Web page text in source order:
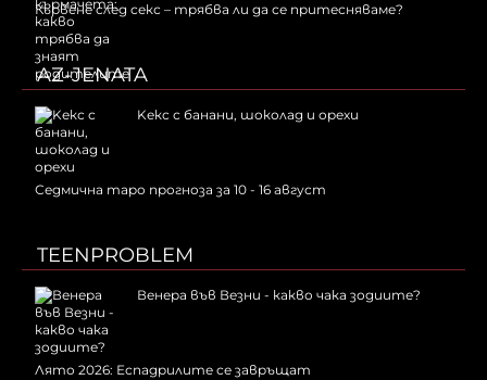
Кървене след секс – трябва ли да се притесняваме?
AZ-JENATA
Kекс с банани, шоколад и орехи
Седмична таро прогноза за 10 - 16 август
TEENPROBLEM
Венера във Везни - какво чака зодиите?
Лято 2026: Еспадрилите се завръщат